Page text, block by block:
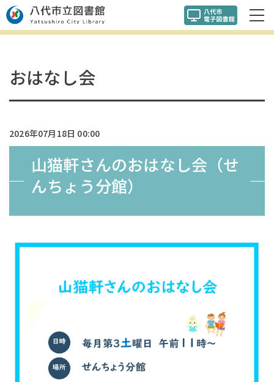
おはなし会
2026年07月18日 00:00
山猫軒さんのおはなし会（せ
んちょう分館）